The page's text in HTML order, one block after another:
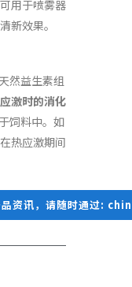
用于喷雾器
新效果。
然益生素组
激时的消化
饲料中。如
热应激期间
品资讯，请随时通过: